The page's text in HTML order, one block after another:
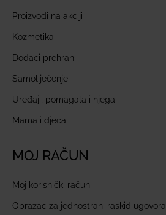
Proizvodi na akciji
Kozmetika
Dodaci prehrani
Samoliječenje
Uređaji, pomagala i njega
Mama i djeca
MOJ RAČUN
Moj korisnički račun
Obrazac za jednostrani raskid ugovora